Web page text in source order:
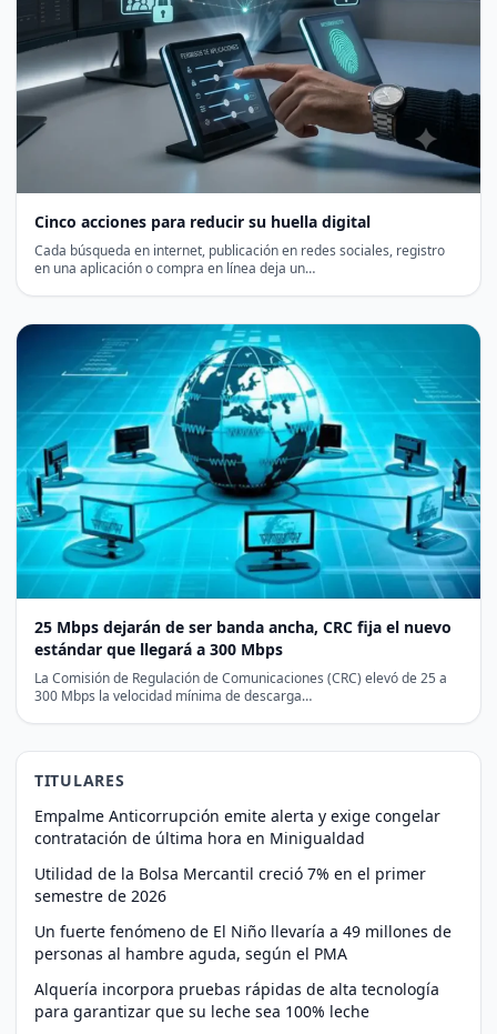
Cinco acciones para reducir su huella digital
Cada búsqueda en internet, publicación en redes sociales, registro
en una aplicación o compra en línea deja un…
25 Mbps dejarán de ser banda ancha, CRC fija el nuevo
estándar que llegará a 300 Mbps
La Comisión de Regulación de Comunicaciones (CRC) elevó de 25 a
300 Mbps la velocidad mínima de descarga…
TITULARES
Empalme Anticorrupción emite alerta y exige congelar
contratación de última hora en Minigualdad
Utilidad de la Bolsa Mercantil creció 7% en el primer
semestre de 2026
Un fuerte fenómeno de El Niño llevaría a 49 millones de
personas al hambre aguda, según el PMA
Alquería incorpora pruebas rápidas de alta tecnología
para garantizar que su leche sea 100% leche